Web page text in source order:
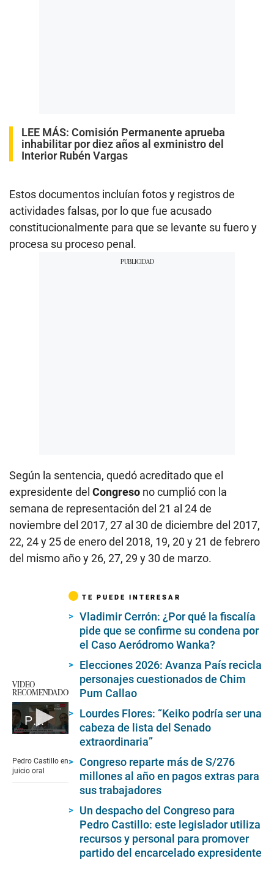
LEE MÁS: Comisión Permanente aprueba
inhabilitar por diez años al exministro del
Interior Rubén Vargas
Estos documentos incluían fotos y registros de
actividades falsas, por lo que fue acusado
constitucionalmente para que se levante su fuero y
procesa su proceso penal.
Según la sentencia, quedó acreditado que el
expresidente del Congreso no cumplió con la
semana de representación del 21 al 24 de
noviembre del 2017, 27 al 30 de diciembre del 2017,
22, 24 y 25 de enero del 2018, 19, 20 y 21 de febrero
del mismo año y 26, 27, 29 y 30 de marzo.
VIDEO
RECOMENDADO
Pedro Castillo realiza pedido
of
2
minutes,
Pedro Castillo en
juicio oral
TE PUEDE INTERESAR
Vladimir Cerrón: ¿Por qué la fiscalía
pide que se confirme su condena por
el Caso Aeródromo Wanka?
Elecciones 2026: Avanza País recicla
personajes cuestionados de Chim
Pum Callao
Lourdes Flores: “Keiko podría ser una
cabeza de lista del Senado
extraordinaria”
Congreso reparte más de S/276
millones al año en pagos extras para
sus trabajadores
Un despacho del Congreso para
Pedro Castillo: este legislador utiliza
recursos y personal para promover
partido del encarcelado expresidente